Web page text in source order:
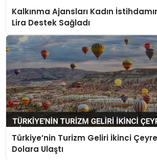
Kalkınma Ajansları Kadın
Lira Destek Sağladı
Türkiye’nin Turizm Geliri İkinci
Dolara Ulaştı